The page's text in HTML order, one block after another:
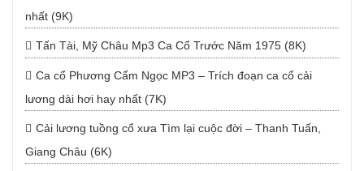
nhất (9K)
Tấn Tài, Mỹ Châu Mp3 Ca Cổ Trước Năm 1975 (8K)
Ca cổ Phương Cẩm Ngọc MP3 – Trích đoạn ca cổ cải
lương dài hơi hay nhất (7K)
Cải lương tuồng cổ xưa Tìm lại cuộc đời – Thanh Tuấn,
Giang Châu (6K)